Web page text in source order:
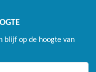
blijf op de hoogte van